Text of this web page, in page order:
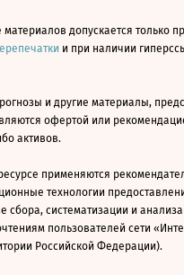
допускается только
и при наличии
и другие материалы,
офертой или
активов.
применяются
технологии
сбора, систематизации и
пользователей сети
Российской Федерации).